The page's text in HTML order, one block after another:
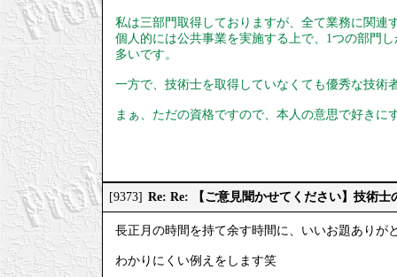
私は三部門取得しておりますが、全て業務に関連
個人的には公共事業を実施する上で、1つの部門
多いです。
一方で、技術士を取得していなくても優秀な技術
まぁ、ただの資格ですので、本人の意思で好きに
[9373] Re: Re: 【ご意見聞かせてください】技術士
長正月の時間を持て余す時間に、いいお題ありが
わかりにくい例えをします笑